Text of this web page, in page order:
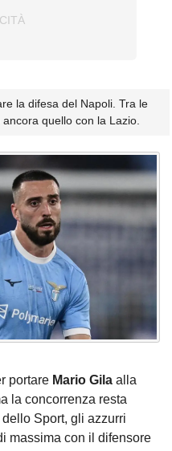
la difesa del Napoli. Tra le
quello con la Lazio.
portare Mario Gila alla
la concorrenza resta
Sport, gli azzurri
massima con il difensore